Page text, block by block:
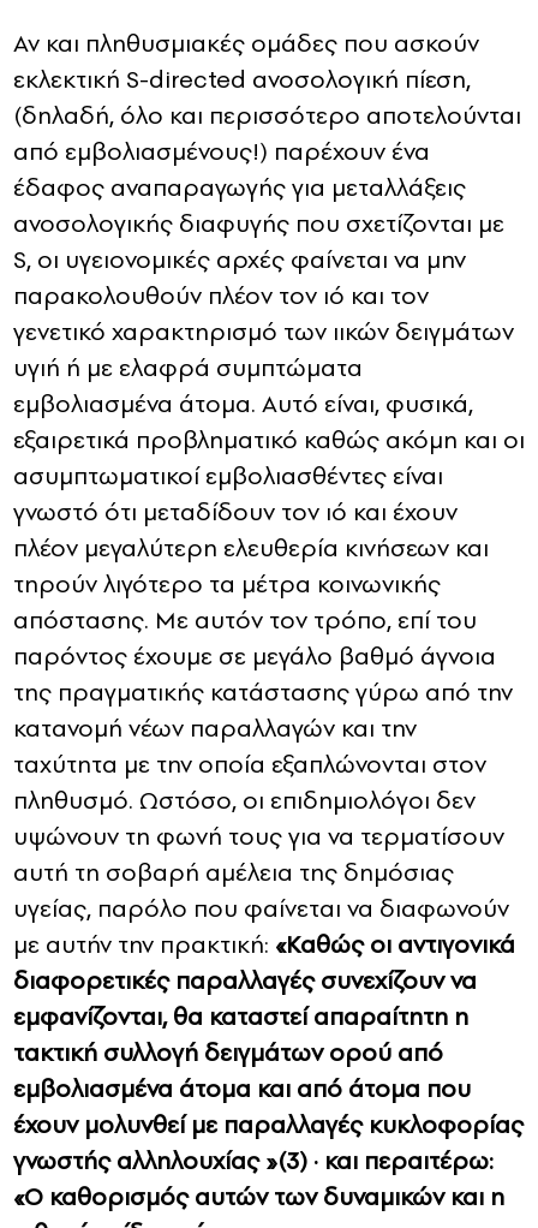
Αν και πληθυσμιακές ομάδες που ασκούν
εκλεκτική S-directed ανοσολογική πίεση,
(δηλαδή, όλο και περισσότερο αποτελούνται
από εμβολιασμένους!) παρέχουν ένα
έδαφος αναπαραγωγής για μεταλλάξεις
ανοσολογικής διαφυγής που σχετίζονται με
S, οι υγειονομικές αρχές φαίνεται να μην
παρακολουθούν πλέον τον ιό και τον
γενετικό χαρακτηρισμό των ιικών δειγμάτων
υγιή ή με ελαφρά συμπτώματα
εμβολιασμένα άτομα. Αυτό είναι, φυσικά,
εξαιρετικά προβληματικό καθώς ακόμη και οι
ασυμπτωματικοί εμβολιασθέντες είναι
γνωστό ότι μεταδίδουν τον ιό και έχουν
πλέον μεγαλύτερη ελευθερία κινήσεων και
τηρούν λιγότερο τα μέτρα κοινωνικής
απόστασης. Με αυτόν τον τρόπο, επί του
παρόντος έχουμε σε μεγάλο βαθμό άγνοια
της πραγματικής κατάστασης γύρω από την
κατανομή νέων παραλλαγών και την
ταχύτητα με την οποία εξαπλώνονται στον
πληθυσμό. Ωστόσο, οι επιδημιολόγοι δεν
υψώνουν τη φωνή τους για να τερματίσουν
αυτή τη σοβαρή αμέλεια της δημόσιας
υγείας, παρόλο που φαίνεται να διαφωνούν
με αυτήν την πρακτική: «Καθώς οι αντιγονικά
διαφορετικές παραλλαγές συνεχίζουν να
εμφανίζονται, θα καταστεί απαραίτητη η
τακτική συλλογή δειγμάτων ορού από
εμβολιασμένα άτομα και από άτομα που
έχουν μολυνθεί με παραλλαγές κυκλοφορίας
γνωστής αλληλουχίας »(3) · και περαιτέρω:
«Ο καθορισμός αυτών των δυναμικών και η